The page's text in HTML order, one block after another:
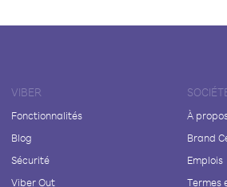
VIBER
Fonctionnalités
Blog
Sécurité
Viber Out
À
Brand
Emplois
Termes